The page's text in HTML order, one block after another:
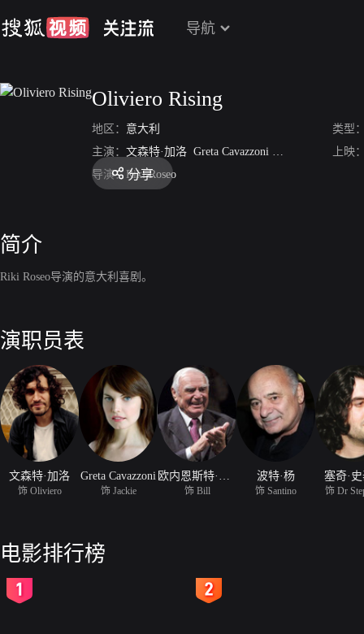
导航
Oliviero Rising
地区： 意大利
类型
主演： 文森特·加洛 Greta Cavazzoni 欧内恩斯特·博格
上映
导演： Riki Roseo
分享
简介
Riki Roseo导演的意大利喜剧。
演职员表
文森特·加洛
饰 Oliviero
Greta Cavazzoni
饰 Jackie 饰 Bill
波特·杨
饰 Santino
塞奇·
饰 Dr
电影排行榜